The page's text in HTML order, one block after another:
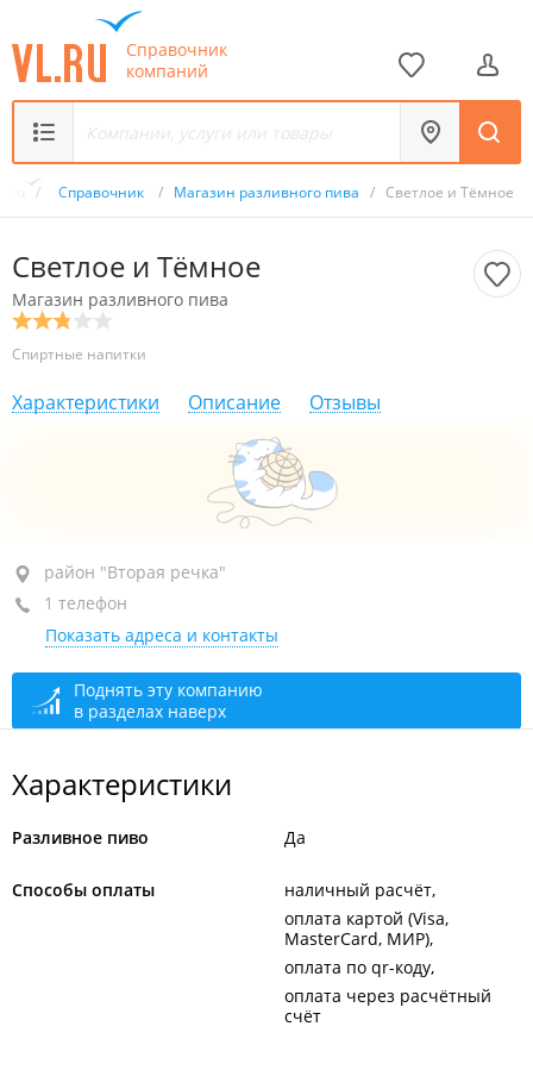
Справочник
компаний
/ Справочник / Магазин разливного пива / Светлое и Тёмное
Светлое и Тёмное
Магазин разливного пива
Спиртные напитки
Характеристики Описание Отзывы
район "Вторая речка", ул. Русская, 57Ж
+7 967 754-73-54
открыто: 11:00–22:00
район "Вторая речка"
1 телефон
Показать адреса и контакты
Поднять эту компанию
в разделах наверх
Характеристики
Разливное пиво Да
Способы оплаты
наличный расчёт
оплата картой (Visa,
MasterCard, МИР)
оплата по qr-коду
оплата через расчётный
счёт